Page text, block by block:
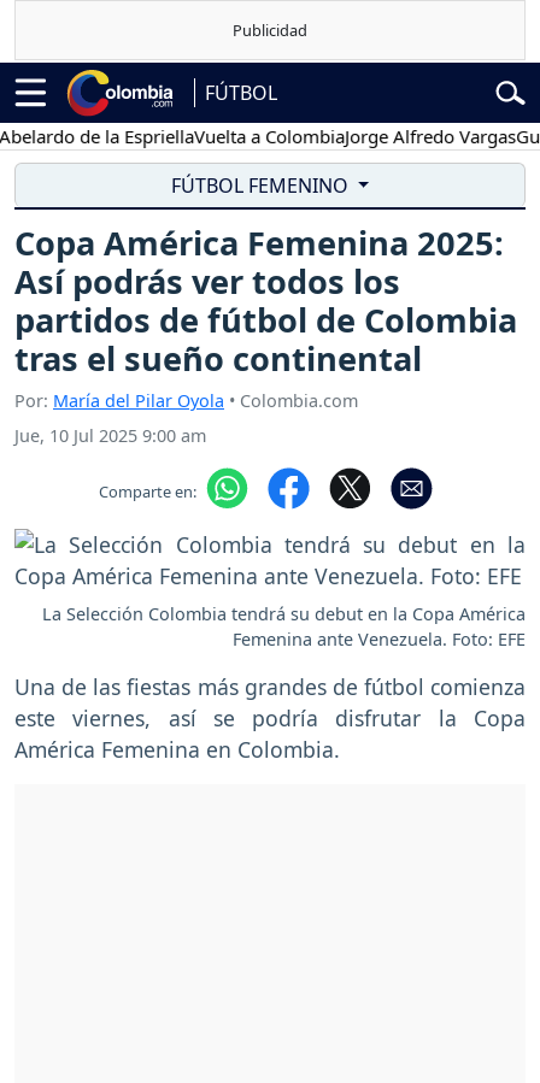
FÚTBOL
de la EspriellaVuelta a ColombiaJorge Alfredo Vargas
FÚTBOL FEMENINO
Copa América Femenina 2025:
Así podrás ver todos los
partidos de fútbol de Colombia
tras el sueño continental
Por: María del Pilar Oyola • Colombia.com
Jue, 10 Jul 2025 9:00 am
Comparte en:
La Selección Colombia tendrá su debut en la Copa América
Femenina ante Venezuela. Foto: EFE
Una de las fiestas más grandes de fútbol comienza
este viernes, así se podría disfrutar la Copa
América Femenina en Colombia.